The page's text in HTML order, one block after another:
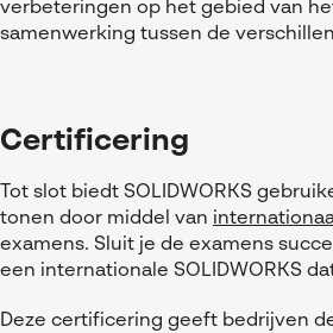
verbeteringen op het gebied van
samenwerking tussen de
Certificering
Tot slot biedt SOLIDWORKS
tonen door middel van
examens. Sluit je de examens
een internationale SOLIDWORKS
Deze certificering geeft bedrijven